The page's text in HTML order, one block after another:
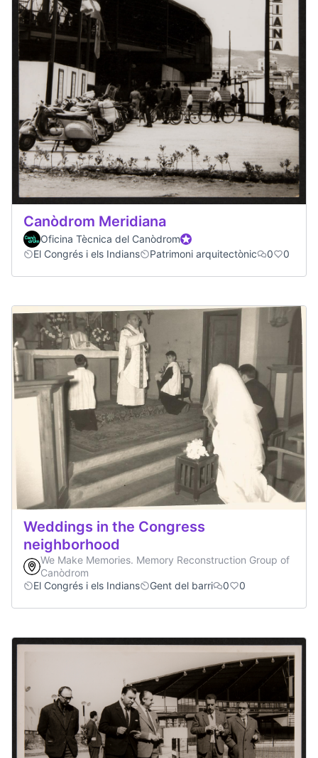
Canòdrom Meridiana
Oficina Tècnica del CanòdromOfficial participant
El Congrés i els Indians
Patrimoni arquitectònic 0 0
Weddings in the Congress
neighborhood
We Make Memories. Memory Reconstruction Group of
Canòdrom
El Congrés i els Indians
Gent del barri 0 0